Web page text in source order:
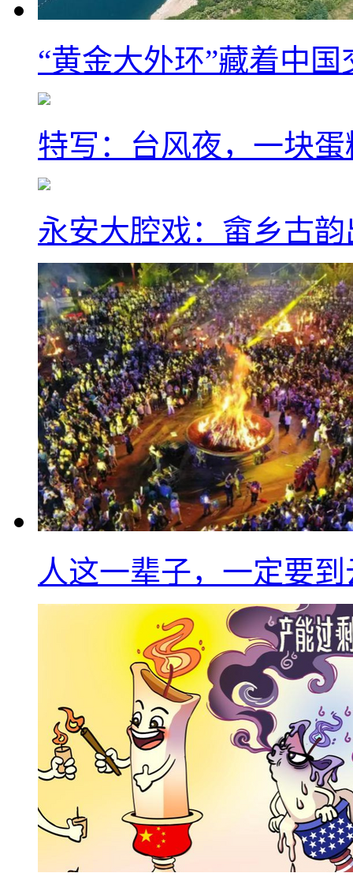
“黄金大外环”藏着中
特写：台风夜，一块
永安大腔戏：畲乡古
人这一辈子，一定要